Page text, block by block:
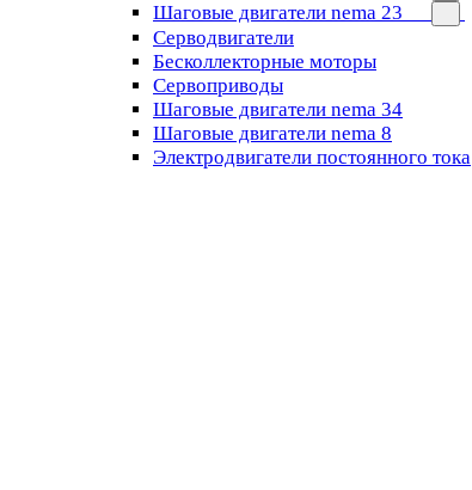
Шаговые двигатели nema 23
Cерводвигатели
Бесколлекторные моторы
Сервоприводы
Шаговые двигатели nema 34
Шаговые двигатели nema 8
Электродвигатели постоянного тока